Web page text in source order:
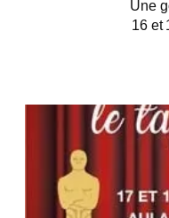
Une
16 et